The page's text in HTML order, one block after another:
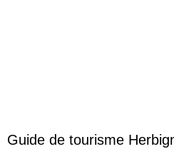
Guide de tourisme